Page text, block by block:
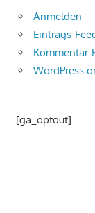
Anmelden
Eintrags-
Kommentar-
[ga_optout]